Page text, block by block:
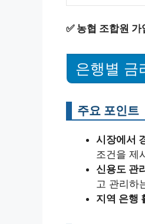
✅ 농협 조합원
은행별 금
주요 포인트
시장에서
조건을 제
신용도 관
고 관리하
지역 은행